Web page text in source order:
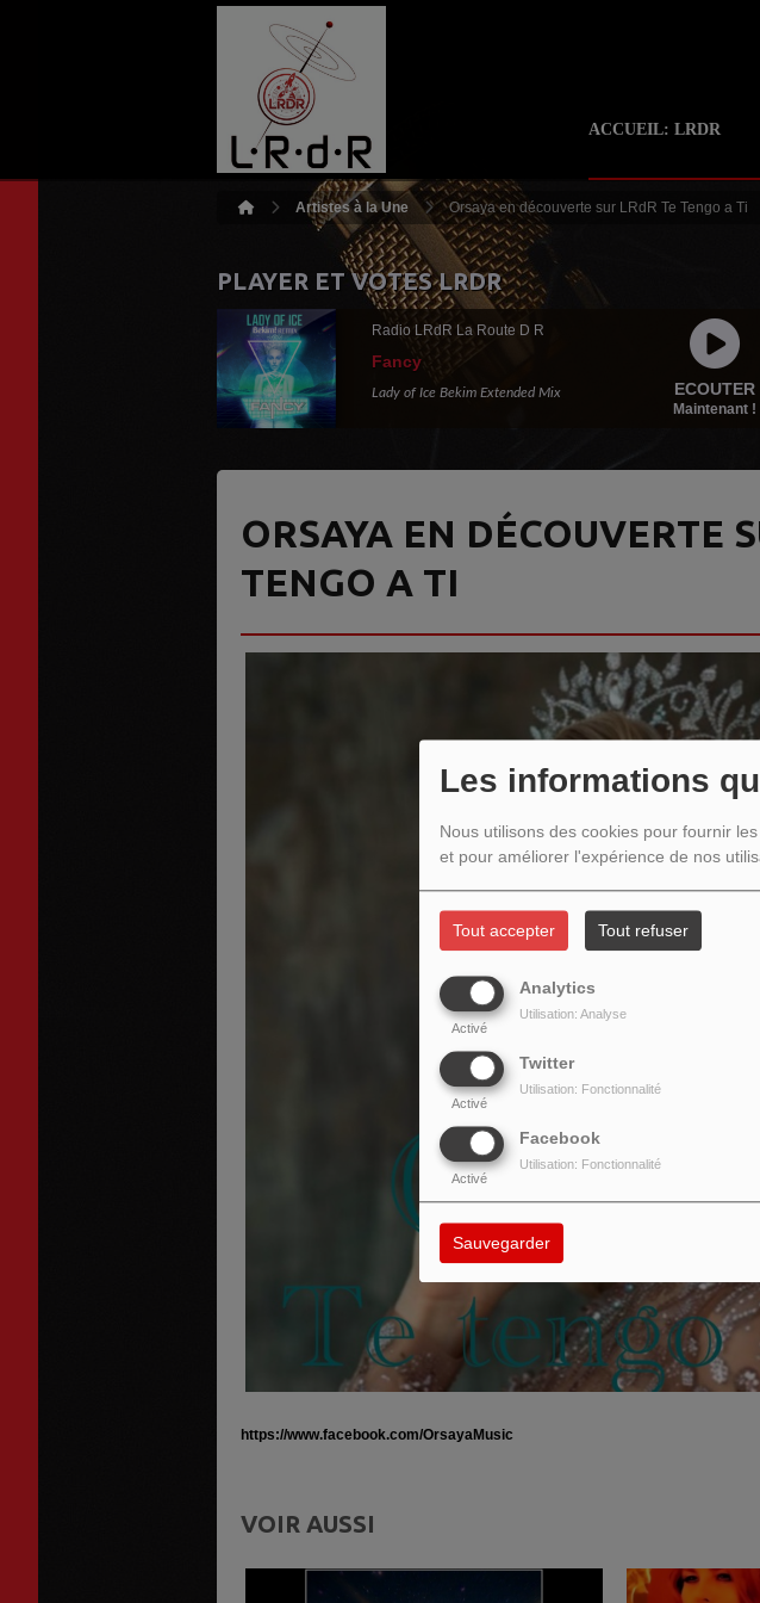
Les informations
Nous utilisons des cookies pour fournir
et pour améliorer l'expérience de nos
Tout accepter Tout refuser
Analytics
Activé
Utilisation: Analyse
Twitter
Activé
Utilisation: Fonctionnalité
Facebook
Activé
Utilisation: Fonctionnalité
Sauvegarder
ACCUEIL: LRDR
Artistes à la Une Orsaya en découverte sur LRdR Te Tengo a Ti
PLAYER ET VOTES LRDR
ECOUTER
Maintenant !
Radio LRdR La Route D R
Fancy
Lady of Ice Bekim Extended Mix
ORSAYA EN DÉCOUVERTE
TENGO A TI
https://www.facebook.com/OrsayaMusic
VOIR AUSSI